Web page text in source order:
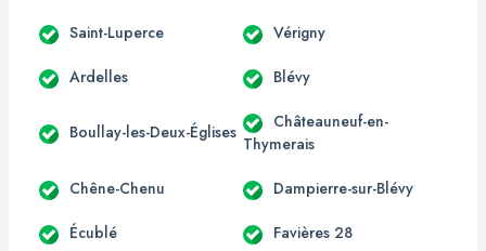
Saint-Luperce Vérigny
Ardelles Blévy
Boullay-les-Deux-Églises
Châteauneuf-en-
Thymerais
Chêne-Chenu Dampierre-sur-Blévy
Écublé Favières 28